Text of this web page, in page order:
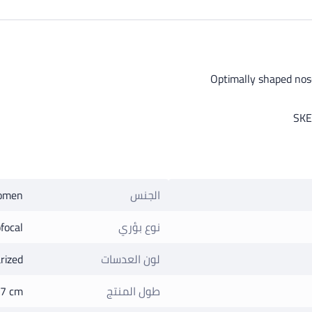
Optimally shaped
الجنس
نوع بؤري
لون العدسات
طول المنتج
7 cm